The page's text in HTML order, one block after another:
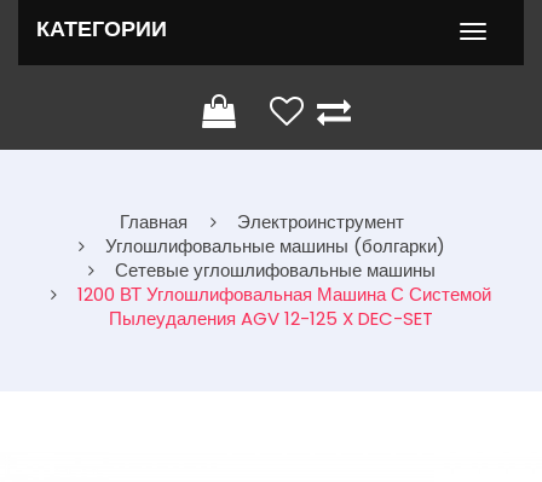
КАТЕГОРИИ
Главная
Электроинструмент
Углошлифовальные машины (болгарки)
Сетевые углошлифовальные машины
1200 ВТ Углошлифовальная Машина С Системой
Пылеудаления AGV 12-125 X DEC-SET